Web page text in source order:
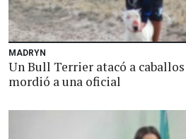
MADRYN
Un Bull Terrier atacó a
mordió a una oficial